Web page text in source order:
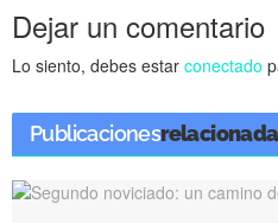
Dejar un comentario
Lo siento, debes estar conectado
Publicaciones